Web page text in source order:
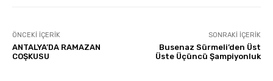
ÖNCEKI İÇERIK
ANTALYA’DA RAMAZAN
COŞKUSU
SONRAKI İÇERIK
Busenaz Sürmeli’den Üst
Üste Üçüncü Şampiyonluk